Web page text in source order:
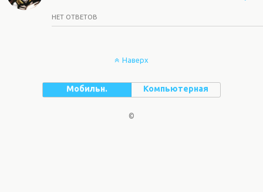
НЕТ ОТВЕТОВ
Наверх
Мобильн. Компьютерная
©